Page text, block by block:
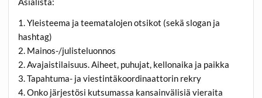
1. Yleisteema ja teematalojen otsikot (sekä slogan ja
hashtag)
2. Mainos-/julisteluonnos
2. Avajaistilaisuus. Aiheet, puhujat, kellonaika ja paikka
3. Tapahtuma- ja viestintäkoordinaattorin rekry
4. Onko järjestösi kutsumassa kansainvälisiä vieraita